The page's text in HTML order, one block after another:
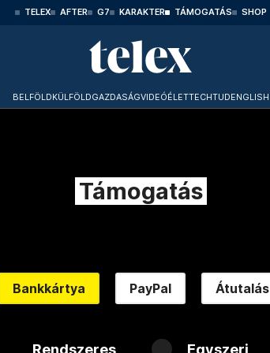
TELEX AFTER G7 KARAKTER TÁMOGATÁS SHOP
BELFÖLDKÜLFÖLDGAZDASÁGVIDEÓÉLETTECHTUDENGLISH
Támogatás
Bankkártya PayPal Átutalás
Rendszeres Egyszeri